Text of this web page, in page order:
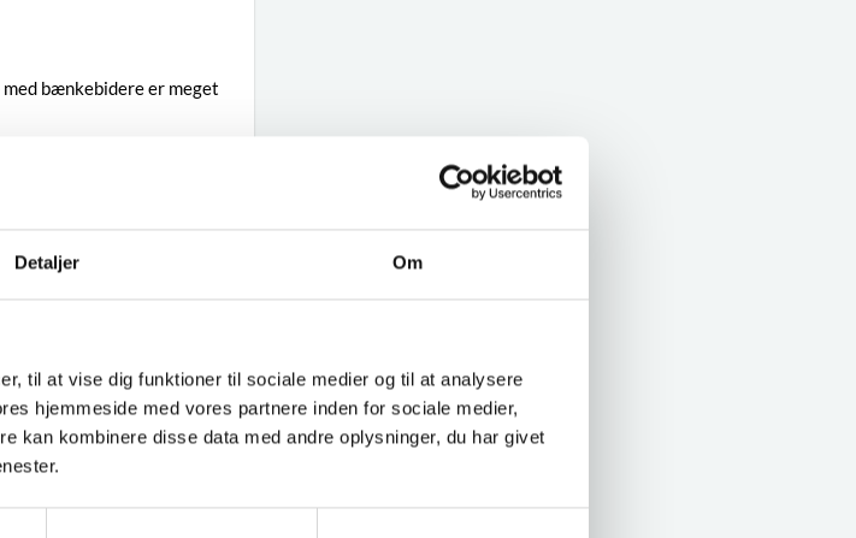
Detaljer Om
til at vise dig funktioner til sociale medier og til at analysere
hjemmeside med vores partnere inden for sociale medier,
kan kombinere disse data med andre oplysninger, du har givet
bænkebidere er meget
sig af insektspray,
Diatoméjord kan også
12-96 timer.
som man kan tage i
overstiger det normale
at opretholde et tørt